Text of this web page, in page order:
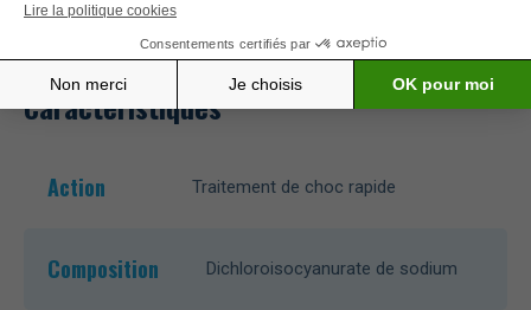
Caractéristiques
Action Traitement de choc rapide
Composition Dichloroisocyanurate de sodium